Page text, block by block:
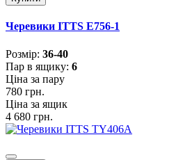
Черевики ITTS E756-1
Розмiр: 36-40
Пар в ящику: 6
Ціна за пару
780 грн.
Ціна за ящик
4 680 грн.